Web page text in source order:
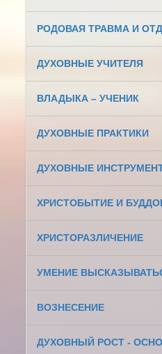
РОДОВАЯ ТРАВМА И
ДУХОВНЫЕ УЧИТЕЛЯ
ВЛАДЫКА – УЧЕНИК
ДУХОВНЫЕ ПРАКТИКИ
ДУХОВНЫЕ
ХРИСТОБЫТИЕ И
ХРИСТОРАЗЛИЧЕНИЕ
УМЕНИЕ
ВОЗНЕСЕНИЕ
ДУХОВНЫЙ РОСТ -